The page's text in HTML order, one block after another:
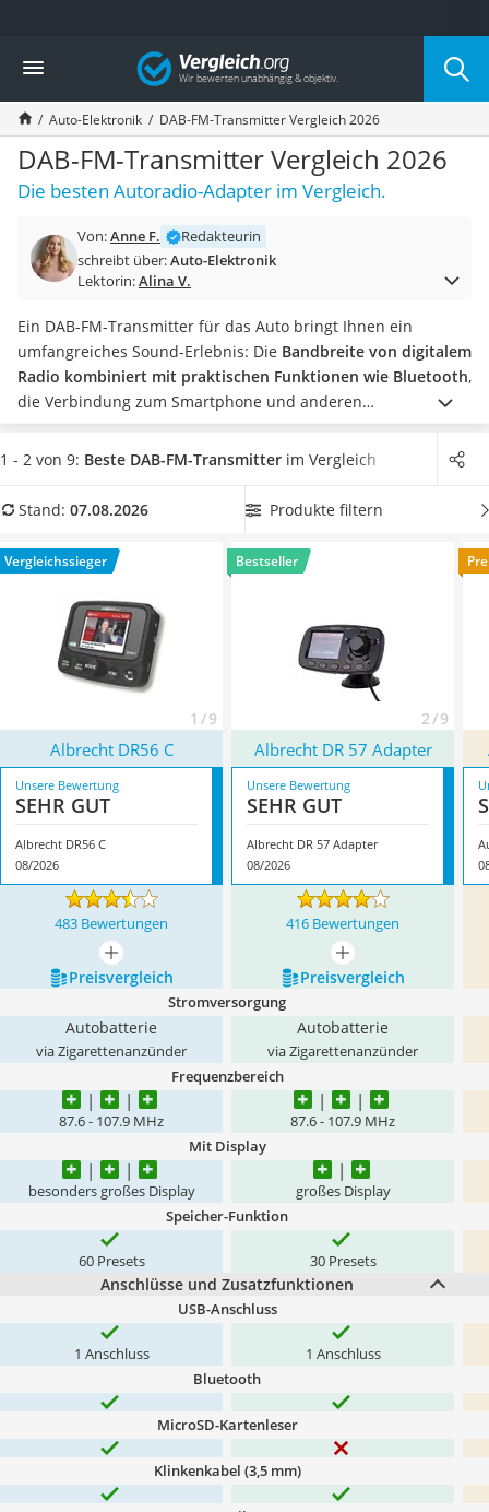
Die beliebtesten Vergleiche nach Kategorie
Auto & Motor
Fahrradträger-Anhängerkupplung (4 Fahrräder)
Fahrradträger
Fahrradträger (Anhängerkupplung)
Fahrradträger 3 Fahrräder
Benzinkanister (20 l)
Fahrradträger E-Bike
Benzinkanister
Wagenheber 3t
AGM-Batterie Wohnmobil
Thule-Fahrradträger
FM-Transmitter
Sommerreifen 205/55 R16
Autobatterie-Ladegerät
Alkoholtester
Diesel-Additiv
Wagenheber
Vergleich
Auto-Elektronik DAB-FM-Transmitter Vergleich 2026
DAB-FM-Transmitter Vergleich 2026
Die besten Autoradio-Adapter im Vergleich.
Von:Anne F.
Redakteurin
schreibt über:Auto-Elektronik
Lektorin:Alina V.
Ein DAB-FM-Transmitter für das Auto bringt Ihnen ein
umfangreiches Sound-Erlebnis: Die Bandbreite von digitalem
Radio kombiniert mit praktischen Funktionen wie Bluetooth,
die Verbindung zum Smartphone und anderen
elektronischen Geräten. In unserer Produkttabelle finden Sie
auf einen Blick die besten DAB-FM-Transmitter verschiedener
ausgestattet sind. In verschiedenen Online-Tests der
besonders gut ab, da diese einfach zu bedienen sind. Wählen
Sie jetzt ein Modell mit komfortablem Display. Überzeugt hat
uns hier im August 2026 besonders das Modell
DR56 C* mit seinen Eigenschaften.
1 - 2 von 9: Beste DAB-FM-Transmitter im Vergleich
Stand: 07.08.2026 Produkte filtern
Vergleichssieger
1 / 9
Bestseller
2 / 9
Albrecht DR56 C Albrecht DR 57 Adapter
Unsere Bewertung
SEHR GUT
Albrecht DR56 C
08/2026
Unsere Bewertung
SEHR GUT
Albrecht DR 57 Adapter
08/2026
483 Bewertungen 416 Bewertungen
mehr anzeigen
mehr anzeigen
Preis­vergleich
Preis­vergleich
Stromversorgung
Autobatterie
via Zigarettenanzünder
Autobatterie
via Zigarettenanzünder
Frequenzbereich
87.6 - 107.9 MHz 87.6 - 107.9 MHz
Mit Display
besonders großes Display großes Display
Speicher-Funktion
60 Presets 30 Presets
Anschlüsse und Zusatzfunktionen
USB-Anschluss
1 Anschluss 1 Anschluss
Bluetooth
MicroSD-Kartenleser
Klinkenkabel (3,5 mm)